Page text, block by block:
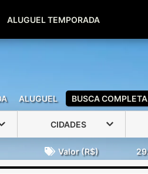
(51) 99600-0039
ALUGUEL TEMPORADA
ALUGUEL BUSCA COMPLETA
CIDADES
Valor (R$)